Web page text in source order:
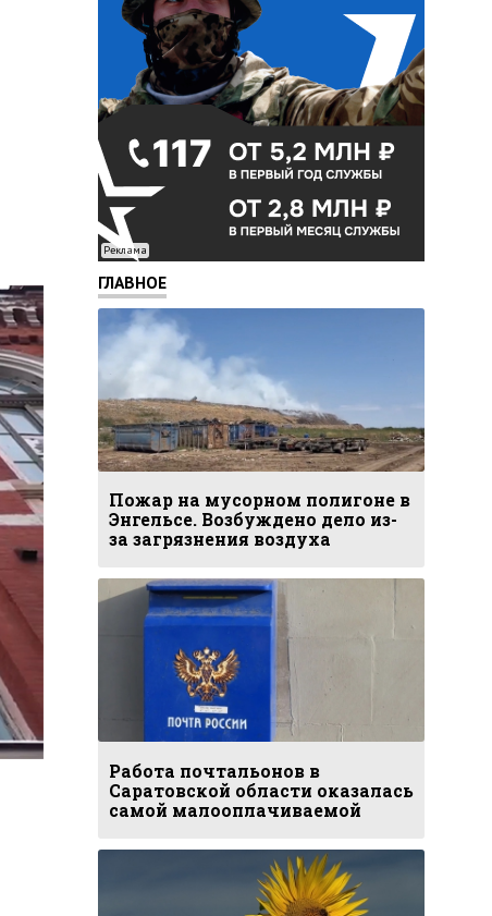
Реклама
ГЛАВНОЕ
Пожар на мусорном полигоне в
Энгельсе. Возбуждено дело из-
за загрязнения воздуха
Работа почтальонов в
Саратовской области оказалась
самой малооплачиваемой